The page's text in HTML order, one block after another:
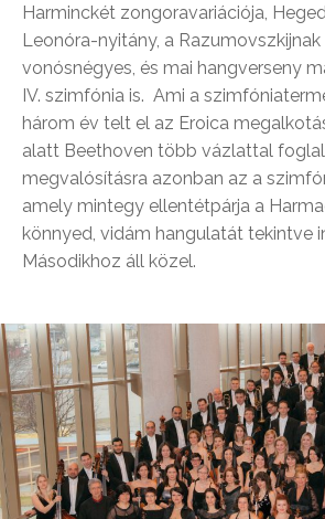
Harminckét zongoravariációja,
Leonóra-nyitány, a
vonósnégyes, és mai hangverseny
IV. szimfónia is. Ami a
három év telt el az Eroica
alatt Beethoven több vázlattal
megvalósításra azonban az a
amely mintegy ellentétpárja a
könnyed, vidám hangulatát tekintve
Másodikhoz áll közel.